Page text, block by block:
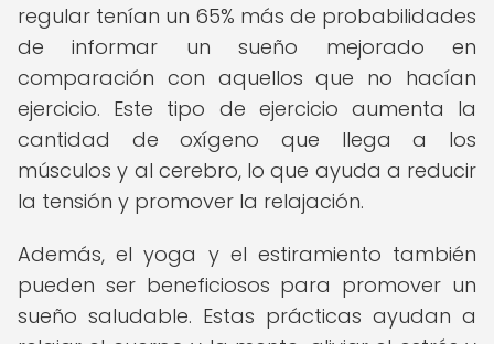
regular tenían un 65% más de probabilidades
de informar un sueño mejorado en
comparación con aquellos que no hacían
ejercicio. Este tipo de ejercicio aumenta la
cantidad de oxígeno que llega a los
músculos y al cerebro, lo que ayuda a reducir
la tensión y promover la relajación.
Además, el yoga y el estiramiento también
pueden ser beneficiosos para promover un
sueño saludable. Estas prácticas ayudan a